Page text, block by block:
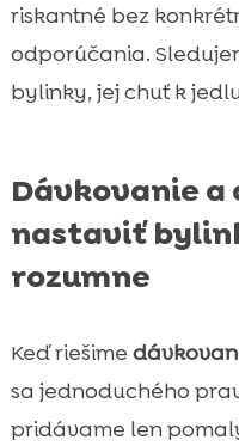
riskantné bez
odporúčania.
bylinky, jej chuť k
Dávkovanie a
nastaviť
rozumne
Keď riešime
sa jednoduchého
pridávame len